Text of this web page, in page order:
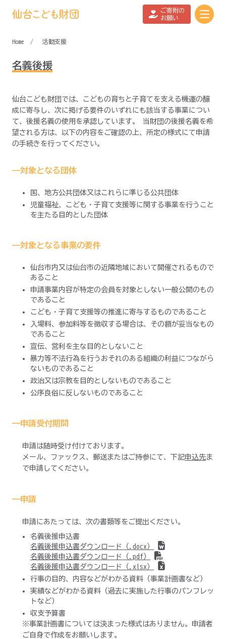
ご寄附の
お願い
活動支援
名義後援
仙台こども財団では、こどもの育ちと子育てを支える機運の醸
成に寄与し、次に掲げる要件のいずれにも該当する事業につい
て、後援名義の使用を承認しています。 当財団の後援名義を希
望される方は、以下の内容をご確認の上、所定の様式にて申請
の手続きを行ってください。
——対象となる団体
国、地方公共団体又はこれらに準じる公共団体
児童福祉、こども・子育て支援等に関する事業を行うこと
を主たる目的とした団体
——対象となる事業の要件
仙台市内又は仙台市の近隣地域において開催されるもので
あること
申請事業内容が特定の会員を対象としない一般公開のもの
であること
こども・子育て支援等の推進に寄与するものであること
入場料、参加料等を徴収する場合は、その額が妥当なもの
であること
宣伝、営利を主な目的としないこと
暴力等不法行為を行うおそれのある組織の利益につながら
ないものであること
政治又は宗教を目的としないものであること
公序良俗に反しないものであること
——申請受付期間
申請は随時受け付けております。
メール、ファックス、郵送またはご持参にて、下記申込先ま
で申請してください。
——申請
申請にあたっては、次の書類等をご提出ください。
名義後援申込書
名義後援申込書ダウンロード（.docx）
名義後援申込書ダウンロード（.pdf）
名義後援申込書ダウンロード（.xlsx）
行事の目的、内容などがわかる資料（事業計画書など）
実績などがわかる資料（過去に実施した行事のパンフレッ
トなど）
収支予算書
※事業計画書については決まった様式はありません。申請者
ご自身で作成をお願いします。